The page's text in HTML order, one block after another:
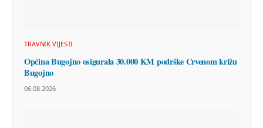
TRAVNIK VIJESTI
Općina Bugojno osigurala 30.000 KM podrške Crvenom križu
Bugojno
06.08.2026